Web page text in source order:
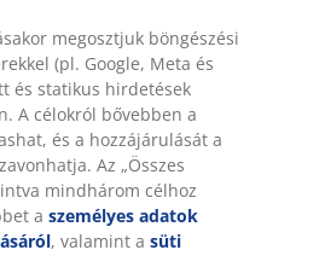
megosztjuk böngészési
(pl. Google, Meta és
és statikus hirdetések
A célokról bővebben a
és a hozzájárulását a
Az „Összes
mindhárom célhoz
a személyes adatok
, valamint a süti